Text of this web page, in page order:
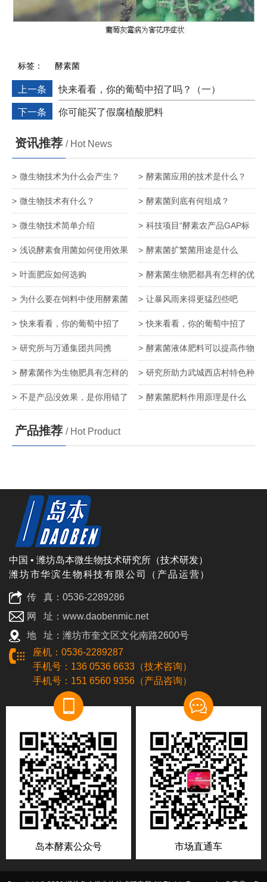
标签： 酵素菌
上一条 快来看看，你的葡萄中招了吗？（一）
下一条 你可能买了假腐植酸肥料
资讯推荐 / Hot News
微生物技术为什么会产生？ 酵素菌应用的技术是什么？
微生物技术有什么？ 酵素菌到底有何组成？
微生物技术简单介绍 科技项目“酵素农产品GAP标
准化生产体系建设” 达国内领先
水平
浅说酵素食用菌如何使用效果
更佳
酵素菌扩繁菌用途是什么
叶面肥应如何选购 酵素菌生物肥都具有怎样的优
势
为什么要在饲料中使用酵素菌 让暴风雨来得更猛烈些吧
快来看看，你的葡萄中招了
吗？（二）
快来看看，你的葡萄中招了
吗？（一）
研究所与万通集团共同携
手“酵素农业”新发展
酵素菌液体肥料可以提高作物
产量
酵素菌作为生物肥具有怎样的
优点
研究所助力武城西店村特色种
植新发展
不是产品没效果，是你用错了 酵素菌肥料作用原理是什么
产品推荐 / Hot Product
中国 • 潍坊岛本微生物技术研究所（技术研发）
潍坊市华滨生物科技有限公司（产品运营）
传 真：0536-2289286
网 址：www.daobenmic.net
地 址：潍坊市奎文区文化南路2600号
座机：0536-2289287
手机号：136 0536 6633（技术咨询）
手机号：151 6560 9356（产品咨询）
岛本酵素公众号 市场直通车